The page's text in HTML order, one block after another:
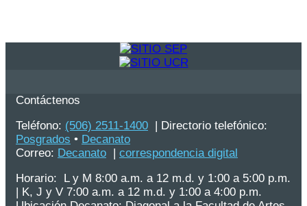
Contáctenos
Teléfono: (506) 2511-1400 | Directorio telefónico:
Posgrados • Decanato
Correo: Decanato | correspondencia digital
Horario: L y M 8:00 a.m. a 12 m.d. y 1:00 a 5:00 p.m.
| K, J y V 7:00 a.m. a 12 m.d. y 1:00 a 4:00 p.m.